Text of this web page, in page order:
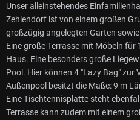
Unser alleinstehendes
Zehlendorf ist von einem großen
großzügig angelegten Garten
Eine große Terrasse mit Möbeln
Haus. Eine besonders große
Pool. Hier können 4 "Lazy Bag"
Außenpool besitzt die Maße: 9 m
Eine Tischtennisplatte steht
Terrasse kann zudem mit einem